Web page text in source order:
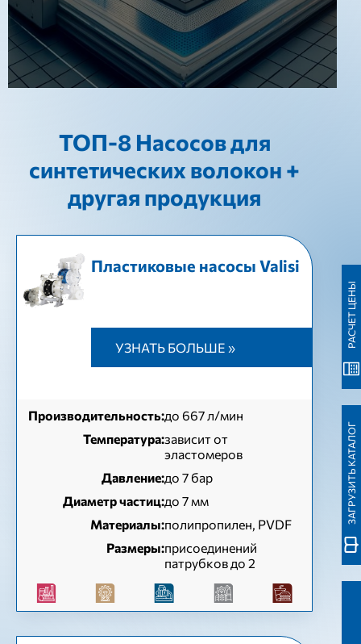
ТОП-8 Насосов для
синтетических волокон +
другая продукция
Пластиковые насосы Valisi
УЗНАТЬ БОЛЬШЕ »
Производительность:до 667 л/мин
Температура:зависит от
эластомеров
Давление:до 7 бар
Диаметр частиц:до 7 мм
Материалы:полипропилен, PVDF
Размеры:присоединений
патрубков до 2
ЗАГРУЗИТЬ КАТАЛОГ
РАСЧЕТ ЦЕНЫ